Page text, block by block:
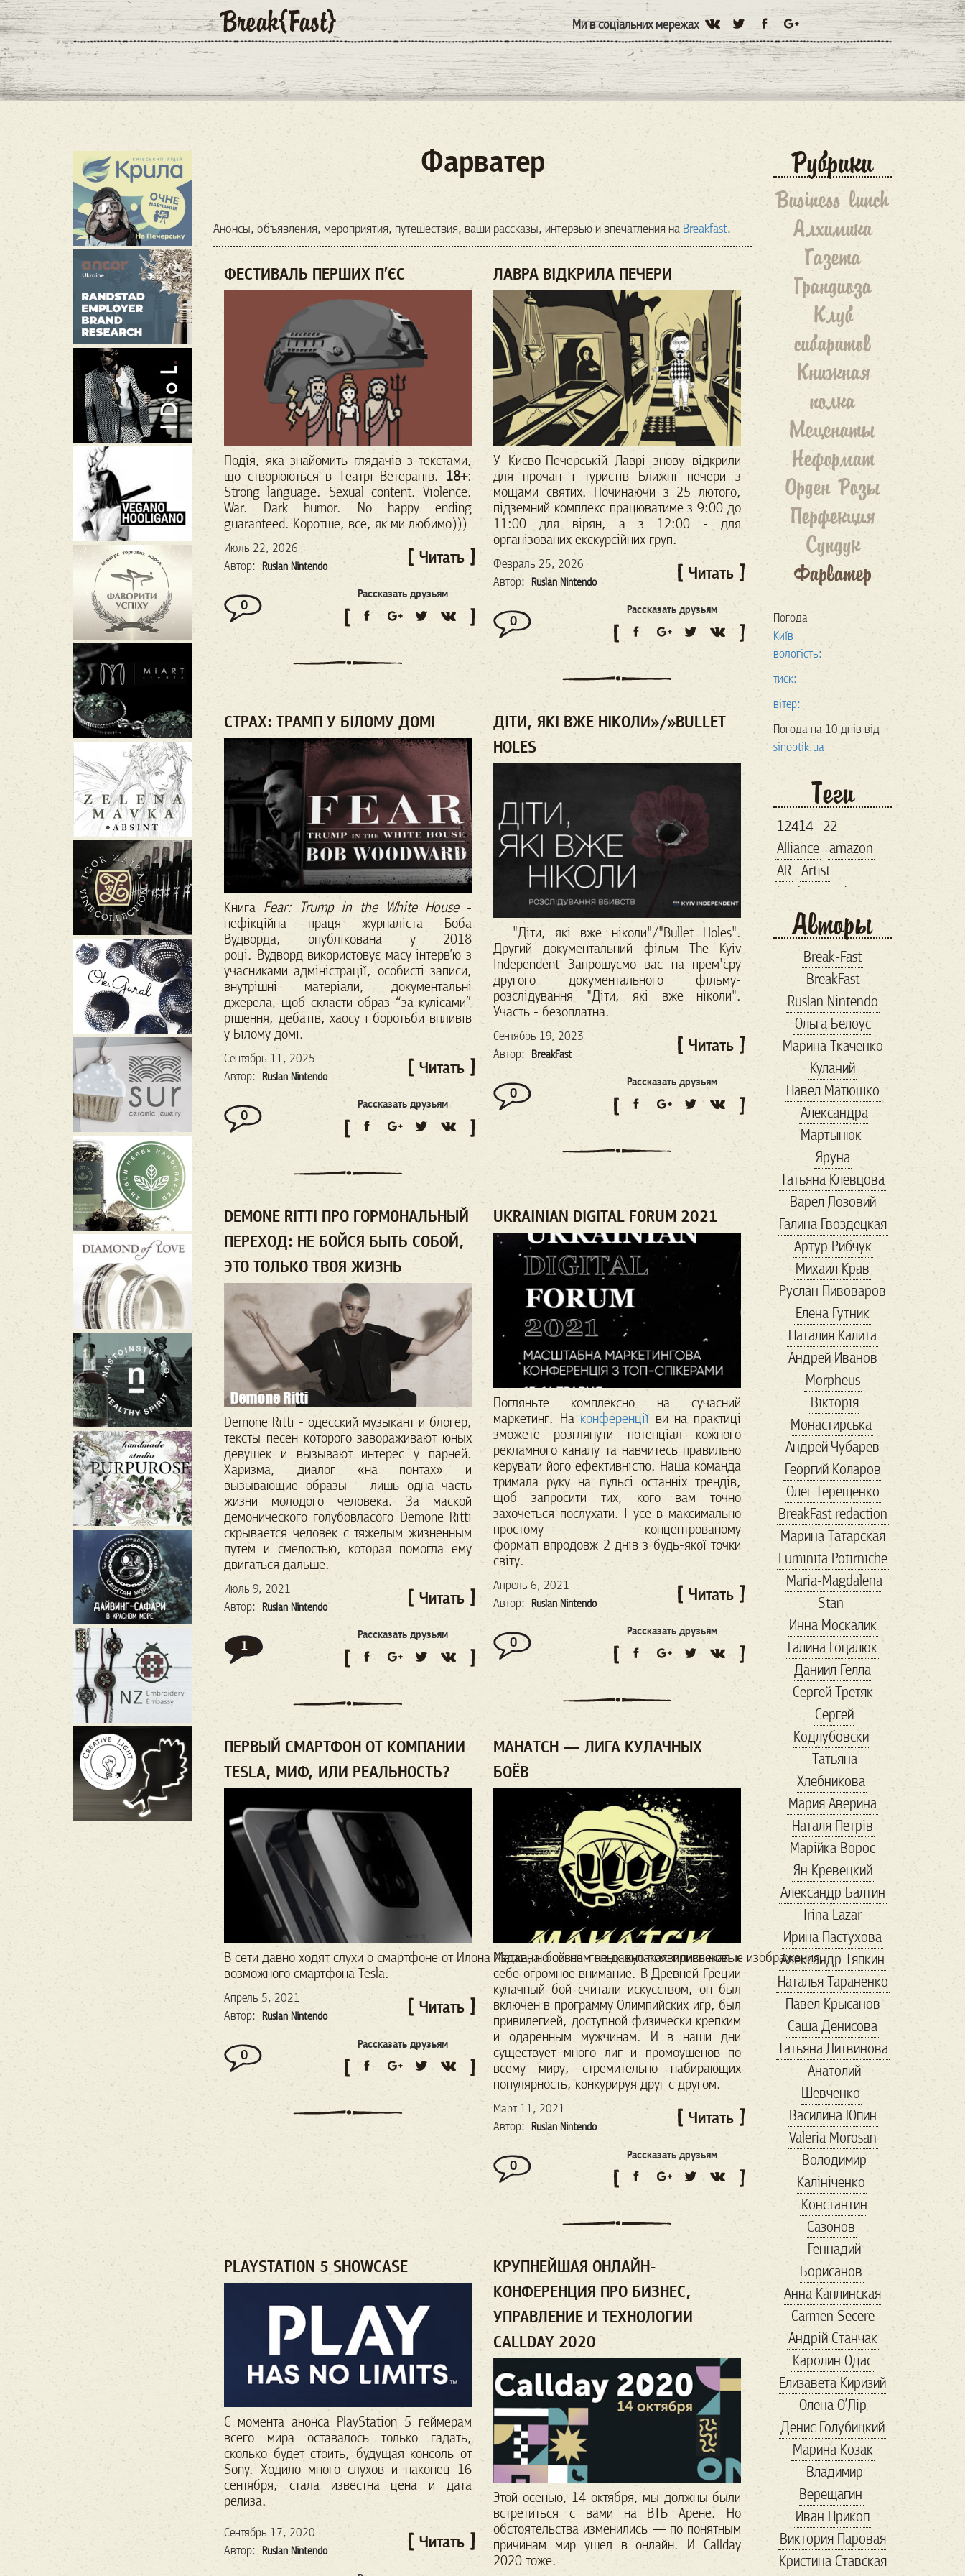
Ми в соціальних мережах
Фарватер
Анонсы, объявления, мероприятия, путешествия, ваши рассказы, интервью и впечатления на Breakfast.
ФЕСТИВАЛЬ ПЕРШИХ П’ЄС
Подія, яка знайомить глядачів з текстами,
що створюються в Театрі Ветеранів. 18+:
Strong language. Sexual content. Violence.
War. Dark humor. No happy ending
guaranteed. Коротше, все, як ми любимо)))
Июль 22, 2026
Автор:
Ruslan Nintendo Читать
0
Рассказать друзьям
ЛАВРА ВІДКРИЛА ПЕЧЕРИ
У Києво-Печерській Лаврі знову відкрили
для прочан і туристів Ближні печери з
мощами святих. Починаючи з 25 лютого,
підземний комплекс працюватиме з 9:00 до
11:00 для вірян, а з 12:00 - для
організованих екскурсійних груп.
Февраль 25, 2026
Автор:
Ruslan Nintendo Читать
0
Рассказать друзьям
СТРАХ: ТРАМП У БІЛОМУ ДОМІ
Книга Fear: Trump in the White House-
нефікційна праця журналіста Боба
Вудворда, опублікована у 2018
році. Вудворд використовує масу інтерв’ю з
учасниками адміністрації, особисті записи,
внутрішні матеріали, документальні
джерела, щоб скласти образ “за кулісами”
рішення, дебатів, хаосу і боротьби впливів
у Білому домі.
Сентябрь 11, 2025
Автор:
Ruslan Nintendo Читать
0
Рассказать друзьям
ДІТИ, ЯКІ ВЖЕ НІКОЛИ»/»BULLET
HOLES
"Діти, які вже ніколи"/"Bullet Holes".
Другий документальний фільм The Kyiv
Independent Запрошуємо вас на прем'єру
другого документального фільму-
розслідування "Діти, які вже ніколи".
Участь - безоплатна.
Сентябрь 19, 2023
Автор:
BreakFast Читать
0
Рассказать друзьям
DEMONE RITTI ПРО ГОРМОНАЛЬНЫЙ
ПЕРЕХОД: НЕ БОЙСЯ БЫТЬ СОБОЙ,
ЭТО ТОЛЬКО ТВОЯ ЖИЗНЬ
Demone Ritti - одесский музыкант и блогер,
тексты песен которого завораживают юных
девушек и вызывают интерес у парней.
Харизма, диалог «на понтах» и
вызывающие образы – лишь одна часть
жизни молодого человека. За маской
демонического голубовласого Demone Ritti
скрывается человек с тяжелым жизненным
путем и смелостью, которая помогла ему
двигаться дальше.
Июль 9, 2021
Автор:
Ruslan Nintendo Читать
1
Рассказать друзьям
UKRAINIAN DIGITAL FORUM 2021
Погляньте комплексно на сучасний
маркетинг. На конференції ви на практиці
зможете розглянути потенціал кожного
рекламного каналу та навчитесь правильно
керувати його ефективністю. Наша команда
тримала руку на пульсі останніх трендів,
щоб запросити тих, кого вам точно
захочеться послухати. І усе в максимально
простому концентрованому
форматі впродовж 2 днів з будь-якої точки
світу.
Апрель 6, 2021
Автор:
Ruslan Nintendo Читать
0
Рассказать друзьям
ПЕРВЫЙ СМАРТФОН ОТ КОМПАНИИ
TESLA, МИФ, ИЛИ РЕАЛЬНОСТЬ?
В сети давно ходят слухи о смартфоне от Илона Маска,но совсем не давно появились новые изображения,
возможного смартфона Tesla.
Апрель 5, 2021
Автор:
Ruslan Nintendo Читать
0
Рассказать друзьям
MAHATCH — ЛИГА КУЛАЧНЫХ
БОЁВ
Издавна бой на голых кулаках привлекал к
себе огромное внимание. В Древней Греции
кулачный бой считали искусством, он был
включен в программу Олимпийских игр, был
привилегией, доступной физически крепким
и одаренным мужчинам. И в наши дни
существует много лиг и промоушенов по
всему миру, стремительно набирающих
популярность, конкурируя друг с другом.
Март 11, 2021
Автор:
Ruslan Nintendo Читать
0
Рассказать друзьям
PLAYSTATION 5 SHOWCASE
С момента анонса PlayStation 5 геймерам
всего мира оставалось только гадать,
сколько будет стоить, будущая консоль от
Sony. Ходило много слухов и наконец 16
сентября, стала известна цена и дата
релиза.
Сентябрь 17, 2020
Автор:
Ruslan Nintendo Читать
КРУПНЕЙШАЯ ОНЛАЙН-
КОНФЕРЕНЦИЯ ПРО БИЗНЕС,
УПРАВЛЕНИЕ И ТЕХНОЛОГИИ
CALLDAY 2020
Этой осенью, 14 октября, мы должны были
встретиться с вами на ВТБ Арене. Но
обстоятельства изменились — по понятным
причинам мир ушел в онлайн. И Callday
2020 тоже.
Рубрики
Business lunch
Алхимика
Газета
Грандиоза
Клуб
сибаритов
Книжная
полка
Меценаты
Неформат
Орден Розы
Перфекция
Сундук
Фарватер
Погода
Київ
вологість:
тиск:
вітер:
Погода на 10 днів від
sinoptik.ua
Теги
12414 22
Alliance amazon
AR Artist
bankroupt
bitcoin
brand
business lunch
comiccon comix
conservative
coronavirus
cosplay
COVID-19
cryptocurency dc
digitalID Facebook
Fashion forbes
Forbs Game Gavi
good guardian
hackathon HR
ID2020
Instagram
IT
maga
Marketing marvel
MMA online
playstation
politicalmemes
politics republican
rightwing
rightwingpopulism
SARSCoV2
savemariupol
showbiz
TheResistance
thirdparty
Trump
uspolitics veter
vox VR Wallmart
walmart авиа
автомобили
авторы агенство
адвокат
адреналин
азовсталь
амбасадори
антиквариат
Антикорупція
антресоли апрель
Арестович
Армения арсенал
арт артден
Артур
Архитектура
Білий Дім
баальбек бабочка
Балканы бандиты
банки
банкротство
бархатный сезон
баскетбол
беженцы безвиз
бездомные Бернс
Бизнес-завтрак
бисер
благотворительность
блины бокс
Болгария
болгария выборы
Бренд
Бриджит Бардо
Букер
бюро находок
в мире
Війна
віршовіття
вакцинация
Валентин
ванна
варел варенье
веган веган 2
веган бум
великие
Венесуэла
вениция венок
Весна
весна в Украине
Ветеран
вино
Авторы
Break-Fast
BreakFast
Ruslan Nintendo
Ольга Белоус
Марина Ткаченко
Куланий
Павел Матюшко
Александра
Мартынюк
Яруна
Татьяна Клевцова
Варел Лозовий
Галина Гвоздецкая
Артур Рибчук
Михаил Крав
Руслан Пивоваров
Елена Гутник
Наталия Калита
Андрей Иванов
Morpheus
Вікторія
Монастирська
Андрей Чубарев
Георгий Коларов
Олег Терещенко
BreakFast redaction
Марина Татарская
Luminita Potirniche
Maria-Magdalena
Stan
Инна Москалик
Галина Гоцалюк
Даниил Гелла
Сергей Третяк
Сергей
Кодлубовски
Татьяна
Хлебникова
Мария Аверина
Наталя Петрів
Марійка Вороc
Ян Кревецкий
Александр Балтин
Irina Lazar
Ирина Пастухова
Александр Тяпкин
Наталья Тараненко
Павел Крысанов
Саша Денисова
Татьяна Литвинова
Анатолий
Шевченко
Василина Юпин
Valeria Morosan
Володимир
Калініченко
Константин
Сазонов
Геннадий
Борисанов
Анна Каплинская
Carmen Secere
Андрій Станчак
Каролин Одас
Елизавета Киризий
Олена О’Лір
Денис Голубицкий
Марина Козак
Владимир
Верещагин
Иван Прикоп
Виктория Паровая
Кристина Ставская